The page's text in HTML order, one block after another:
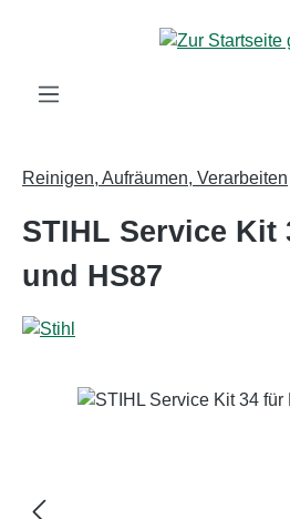
Zum Hauptinhalt springen
Reinigen, Aufräumen, Verarbeiten
STIHL Service Kit
und HS87